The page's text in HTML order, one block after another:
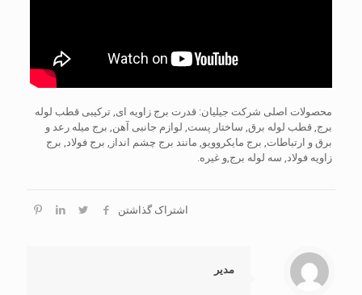
محصولات اصلی شرکت جیلیان: قدرت برج زاویه ای, ترکیبی قطب لوله
برج, قطب لوله برق, ساختار پست, لوازم جانبی آهن, برج میله رعد و
برق و ارتباطات, برج مایکروویو, مانند برج چشم انداز, برج فولاد, برج
زاویه فولاد, سه لوله برج,و غیره.
اشتراک گذاشتن
مدیر